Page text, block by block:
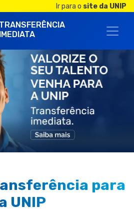
Ir para o site da UNIP
TRANSFERÊNCIA
IMEDIATA
para
UNIP